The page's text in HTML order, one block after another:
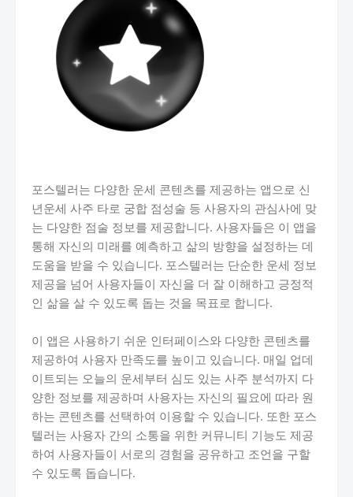
포스텔러는 다양한 운세 콘텐츠를 제공하는 앱으로 신
년운세 사주 타로 궁합 점성술 등 사용자의 관심사에 맞
는 다양한 점술 정보를 제공합니다. 사용자들은 이 앱을
통해 자신의 미래를 예측하고 삶의 방향을 설정하는 데
도움을 받을 수 있습니다. 포스텔러는 단순한 운세 정보
제공을 넘어 사용자들이 자신을 더 잘 이해하고 긍정적
인 삶을 살 수 있도록 돕는 것을 목표로 합니다.
이 앱은 사용하기 쉬운 인터페이스와 다양한 콘텐츠를
제공하여 사용자 만족도를 높이고 있습니다. 매일 업데
이트되는 오늘의 운세부터 심도 있는 사주 분석까지 다
양한 정보를 제공하며 사용자는 자신의 필요에 따라 원
하는 콘텐츠를 선택하여 이용할 수 있습니다. 또한 포스
텔러는 사용자 간의 소통을 위한 커뮤니티 기능도 제공
하여 사용자들이 서로의 경험을 공유하고 조언을 구할
수 있도록 돕습니다.